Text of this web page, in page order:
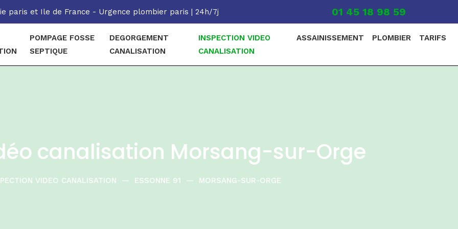
paris et Ile de France - Urgence plombier paris | 24h/7j 01 45 18 98 59
POMPAGE FOSSE
SEPTIQUE
DEGORGEMENT
CANALISATION
INSPECTION VIDEO
CANALISATION
ASSAINISSEMENT PLOMBIER TARIFS
canalisation Morsang-sur-Orge
VIDEO CANALISATION — ESSONNE 91 — MORSANG-SUR-ORGE